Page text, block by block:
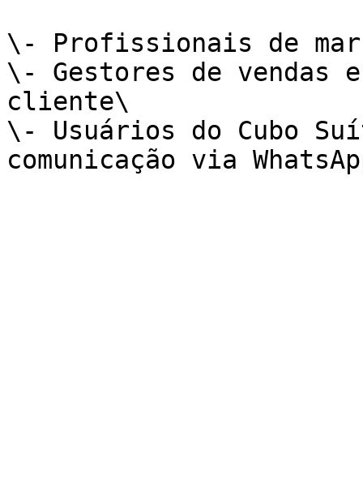
\- Profissionais de
\- Gestores de vendas
cliente\
\- Usuários do Cubo